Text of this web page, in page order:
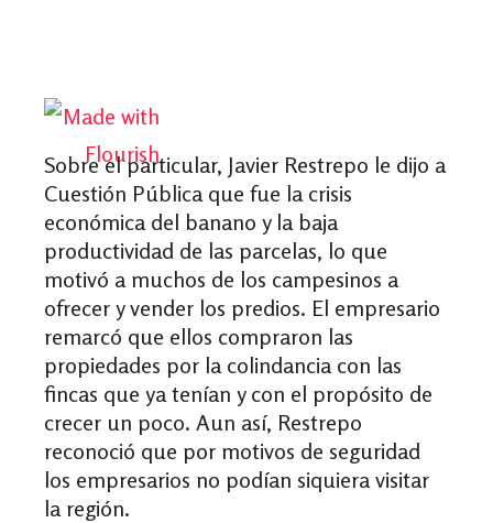
Sobre el particular, Javier Restrepo le dijo a
Cuestión Pública que fue la crisis
económica del banano y la baja
productividad de las parcelas, lo que
motivó a muchos de los campesinos a
ofrecer y vender los predios. El empresario
remarcó que ellos compraron las
propiedades por la colindancia con las
fincas que ya tenían y con el propósito de
crecer un poco. Aun así, Restrepo
reconoció que por motivos de seguridad
los empresarios no podían siquiera visitar
la región.